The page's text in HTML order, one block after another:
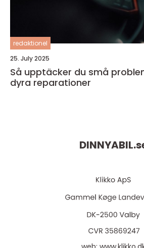
redaktionel
25. July 2025
Så upptäcker du små
dyra reparationer
DINNYABIL.